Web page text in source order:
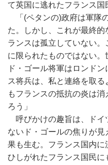
て英国に逃れたフランス国
「(ペタンの)政府は軍隊
た。しかし、これが最終
ランスは孤立していない
に限られたものではない。
ド・ゴール将軍はロンド
ス将兵は、私と連絡を取
もフランスの抵抗の炎は
ろう」
呼びかけの趣旨は、ドイ
ないド・ゴールの焦りが
果も生む。フランス国内
ひしがれたフランス国民